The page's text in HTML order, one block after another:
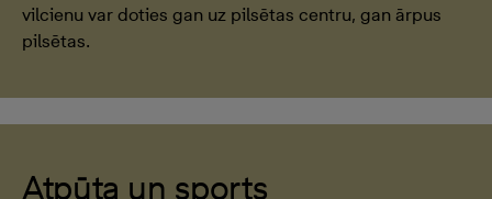
vilcienu var doties gan uz pilsētas centru, gan ārpus
pilsētas.
Atpūta un sports